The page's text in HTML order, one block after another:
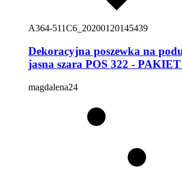
A364-511C6_20200120145439
Dekoracyjna poszewka na
jasna szara POS 322 - PAKIET
magdalena24